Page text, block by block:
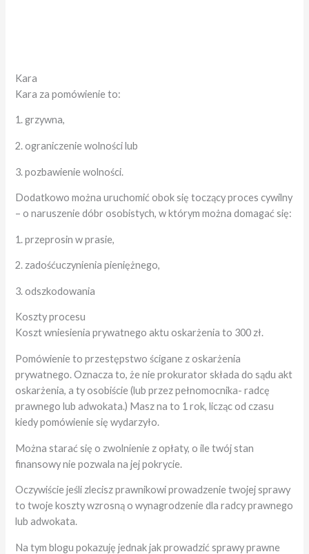
Kara
Kara za pomówienie to:
1. grzywna,
2. ograniczenie wolności lub
3. pozbawienie wolności.
Dodatkowo można uruchomić obok się toczący proces cywilny
– o naruszenie dóbr osobistych, w którym można domagać się:
1. przeprosin w prasie,
2. zadośćuczynienia pieniężnego,
3. odszkodowania
Koszty procesu
Koszt wniesienia prywatnego aktu oskarżenia to 300 zł.
Pomówienie to przestępstwo ścigane z oskarżenia
prywatnego. Oznacza to, że nie prokurator składa do sądu akt
oskarżenia, a ty osobiście (lub przez pełnomocnika- radcę
prawnego lub adwokata.) Masz na to 1 rok, licząc od czasu
kiedy pomówienie się wydarzyło.
Można starać się o zwolnienie z opłaty, o ile twój stan
finansowy nie pozwala na jej pokrycie.
Oczywiście jeśli zlecisz prawnikowi prowadzenie twojej sprawy
to twoje koszty wzrosną o wynagrodzenie dla radcy prawnego
lub adwokata.
Na tym blogu pokazuję jednak jak prowadzić sprawy prawne